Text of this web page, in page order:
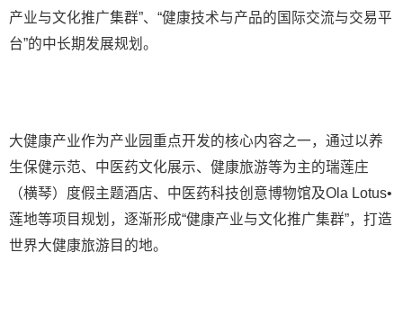
产业与文化推广集群”、“健康技术与产品的国际交流与交易平
台”的中长期发展规划。
大健康产业作为产业园重点开发的核心内容之一，通过以养
生保健示范、中医药文化展示、健康旅游等为主的瑞莲庄
（横琴）度假主题酒店、中医药科技创意博物馆及Ola Lotus•
莲地等项目规划，逐渐形成“健康产业与文化推广集群”，打造
世界大健康旅游目的地。